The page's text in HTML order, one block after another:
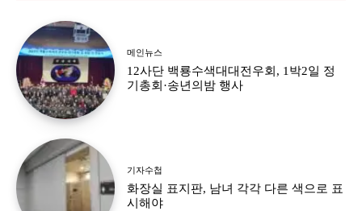
메인뉴스
12사단 백룡수색대대전우회, 1박2일 정
기총회·송년의밤 행사
기자수첩
화장실 표지판, 남녀 각각 다른 색으로 표
시해야